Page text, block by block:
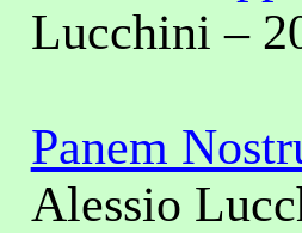
Lucchini –
Panem
Alessio